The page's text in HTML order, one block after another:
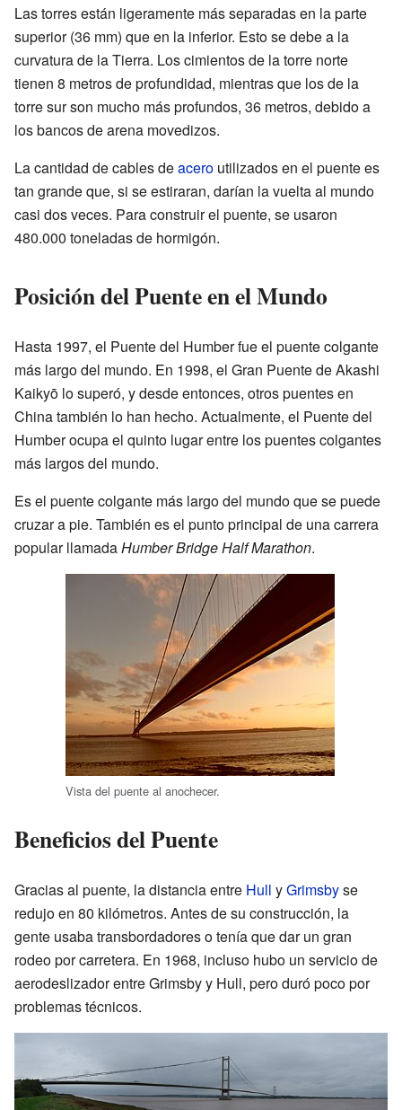
Las torres están ligeramente más separadas en la parte
superior (36 mm) que en la inferior. Esto se debe a la
curvatura de la Tierra. Los cimientos de la torre norte
tienen 8 metros de profundidad, mientras que los de la
torre sur son mucho más profundos, 36 metros, debido a
los bancos de arena movedizos.
La cantidad de cables deacero utilizados en el puente es
tan grande que, si se estiraran, darían la vuelta al mundo
casi dos veces. Para construir el puente, se usaron
480.000 toneladas de hormigón.
Posición del Puente en el Mundo
Hasta 1997, el Puente del Humber fue el puente colgante
más largo del mundo. En 1998, el Gran Puente de Akashi
Kaikyō lo superó, y desde entonces, otros puentes en
China también lo han hecho. Actualmente, el Puente del
Humber ocupa el quinto lugar entre los puentes colgantes
más largos del mundo.
Es el puente colgante más largo del mundo que se puede
cruzar a pie. También es el punto principal de una carrera
popular llamadaHumber Bridge Half Marathon.
Vista del puente al anochecer.
Beneficios del Puente
Gracias al puente, la distancia entre Hull yGrimsbyse
redujo en 80 kilómetros. Antes de su construcción, la
gente usaba transbordadores o tenía que dar un gran
rodeo por carretera. En 1968, incluso hubo un servicio de
aerodeslizador entre Grimsby y Hull, pero duró poco por
problemas técnicos.